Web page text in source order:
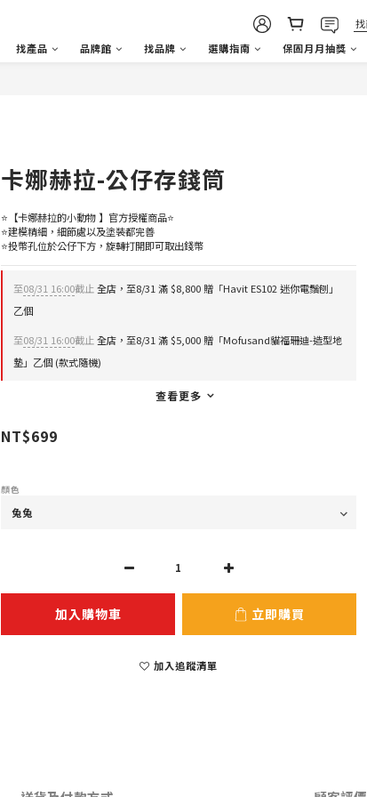
找產品 品牌館 找品牌 選購指南 保固月月抽獎
卡娜赫拉-公仔存錢筒
⭐【卡娜赫拉的小動物 】官方授權商品⭐
⭐建模精細，細節處以及塗裝都完善
⭐投幣孔位於公仔下方，旋轉打開即可取出錢幣
至08/31 16:00截止全店，至8/31 滿 $8,800 贈「Havit ES102 迷你電鬚刨」
乙個
至08/31 16:00截止全店，至8/31 滿 $5,000 贈「Mofusand貓福珊迪-造型地
墊」乙個 (款式隨機)
查看更多
NT$699
顏色
加入購物車 立即購買
加入追蹤清單